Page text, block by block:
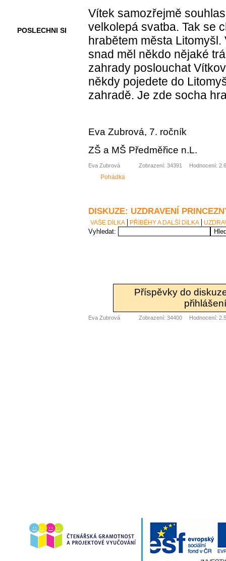
POSLECHNI SI
Vítek samozřejmě
velkolepá svatba. Tak se
hrabětem města
snad měl někdo nějaké
zahrady poslouchat
někdy pojedete do
zahradě. Je zde socha
Eva Zubrová, 7. ročník
ZŠ a MŠ Předměřice n.L.
Eva Zubrová Zobrazení: 34391 Hodnocení:
Pohádka
DISKUZE: UZDRAVENÍ
VAŠE DÍLKA PŘÍBĚHY A DALŠÍ DÍLKA
Vyhledat:
Příspěvky do
Eva Zubrová Zobrazení: 34400 Hodnocení: